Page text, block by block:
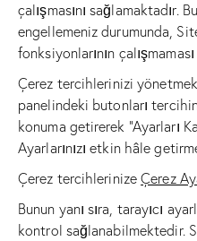
çalışmasını sağlamaktadır.
engellemeniz durumunda,
fonksiyonlarının
Çerez tercihlerinizi
panelindeki butonları
konuma getirerek “Ayarları
Ayarlarınızı etkin hâle
Çerez tercihlerinizeÇerez
Bunun yanı sıra, tarayıcı
kontrol sağlanabilmektedir.